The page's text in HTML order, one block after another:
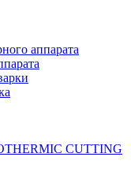
аппарата
CUTTING